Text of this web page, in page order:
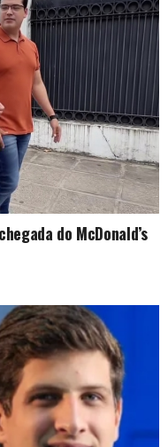
do McDonald’s